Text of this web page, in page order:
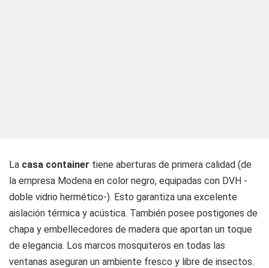
La casa container tiene aberturas de primera calidad (de
la empresa Modena en color negro, equipadas con DVH -
doble vidrio hermético-). Esto garantiza una excelente
aislación térmica y acústica. También posee postigones de
chapa y embellecedores de madera que aportan un toque
de elegancia. Los marcos mosquiteros en todas las
ventanas aseguran un ambiente fresco y libre de insectos.